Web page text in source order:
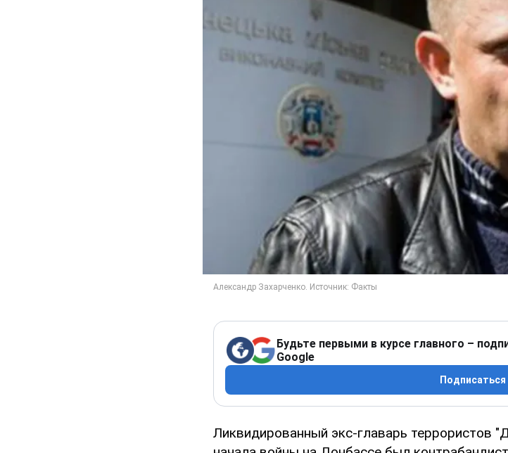
Будьте первыми в курсе главного –
Google
Подписаться
Ликвидированный экс-главарь террористов